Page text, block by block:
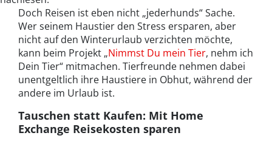
Doch Reisen ist eben nicht „jederhunds“ Sache.
Wer seinem Haustier den Stress ersparen, aber
nicht auf den Winterurlaub verzichten möchte,
kann beim Projekt „Nimmst Du mein Tier, nehm ich
Dein Tier“ mitmachen. Tierfreunde nehmen dabei
unentgeltlich ihre Haustiere in Obhut, während der
andere im Urlaub ist.
Tauschen statt Kaufen: Mit Home
Exchange Reisekosten sparen